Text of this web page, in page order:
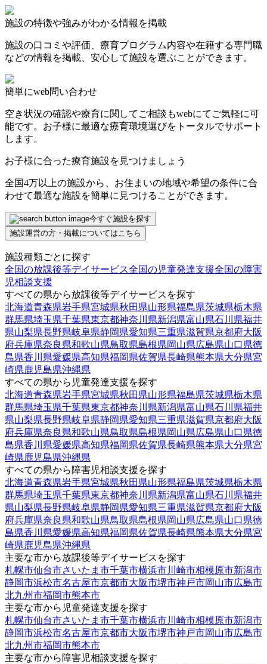
施設の特徴や強みがわかる情報を掲載
施設の口コミや評価、療育プログラム内容や在籍する専門職
などの情報を掲載、安心して施設を選ぶことができます。
簡単にweb問い合わせ
空き状況の確認や療育に関してご相談もwebにてご気軽に可
能です。お子様に最適な療育環境選びをトータルでサポート
します。
お子様に合った療育施設を見つけましょう
全国4万以上の施設から、お住まいの地域や希望の条件に合
わせて最適な施設を簡単に見つけることができます。
今すぐ施設を探す
施設運営の方・掲載についてはこちら
施設種類ごとに探す
全国の放課後等デイサービス全国の児童発達支援全国の障害
児相談支援
すべての県から放課後等デイサービスを探す
北海道青森県岩手県宮城県秋田県山形県福島県茨城県栃木県
群馬県埼玉県千葉県東京都神奈川県新潟県富山県石川県福井
県山梨県長野県岐阜県静岡県愛知県三重県滋賀県京都府大阪
府兵庫県奈良県和歌山県鳥取県島根県岡山県広島県山口県徳
島県香川県愛媛県高知県福岡県佐賀県長崎県熊本県大分県宮
崎県鹿児島県沖縄県
すべての県から児童発達支援を探す
北海道青森県岩手県宮城県秋田県山形県福島県茨城県栃木県
群馬県埼玉県千葉県東京都神奈川県新潟県富山県石川県福井
県山梨県長野県岐阜県静岡県愛知県三重県滋賀県京都府大阪
府兵庫県奈良県和歌山県鳥取県島根県岡山県広島県山口県徳
島県香川県愛媛県高知県福岡県佐賀県長崎県熊本県大分県宮
崎県鹿児島県沖縄県
すべての県から障害児相談支援を探す
北海道青森県岩手県宮城県秋田県山形県福島県茨城県栃木県
群馬県埼玉県千葉県東京都神奈川県新潟県富山県石川県福井
県山梨県長野県岐阜県静岡県愛知県三重県滋賀県京都府大阪
府兵庫県奈良県和歌山県鳥取県島根県岡山県広島県山口県徳
島県香川県愛媛県高知県福岡県佐賀県長崎県熊本県大分県宮
崎県鹿児島県沖縄県
主要な市から放課後等デイサービスを探す
札幌市仙台市さいたま市千葉市横浜市川崎市相模原市新潟市
静岡市浜松市名古屋市京都市大阪市堺市神戸市岡山市広島市
北九州市福岡市熊本市
主要な市から児童発達支援を探す
札幌市仙台市さいたま市千葉市横浜市川崎市相模原市新潟市
静岡市浜松市名古屋市京都市大阪市堺市神戸市岡山市広島市
北九州市福岡市熊本市
主要な市から障害児相談支援を探す